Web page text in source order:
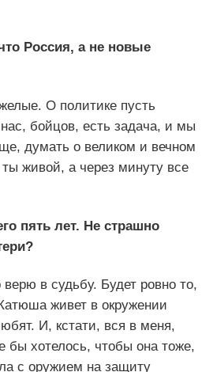
Россия, а не новые
О политике пусть
бойцов, есть задача, и мы
думать о великом и вечном
живой, а через минуту все
пять лет. Не страшно
в судьбу. Будет ровно то,
живет в окружении
И, кстати, вся в меня,
бы хотелось, чтобы она тоже,
с оружием на защиту